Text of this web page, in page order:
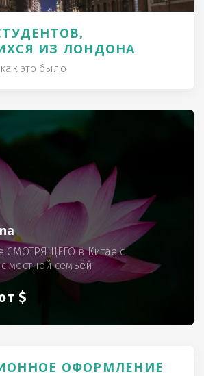
ИЗ ЛОНДОНА
это было
СМОТРЯЩЕГО в Китае с
местной семьёй
$
ОФОРМЛЕНИЕ